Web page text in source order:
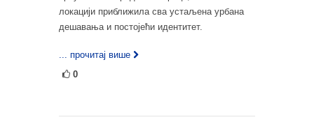
локацији приближила сва устаљена урбана
дешавања и постојећи идентитет.
... прочитај више
0